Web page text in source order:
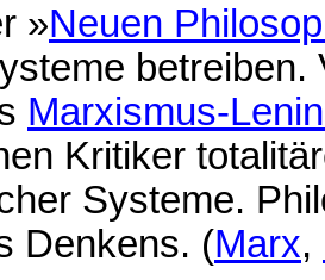
»Neuen
Marxismus-
Kritiker
Systeme.
Denkens. (Marx,